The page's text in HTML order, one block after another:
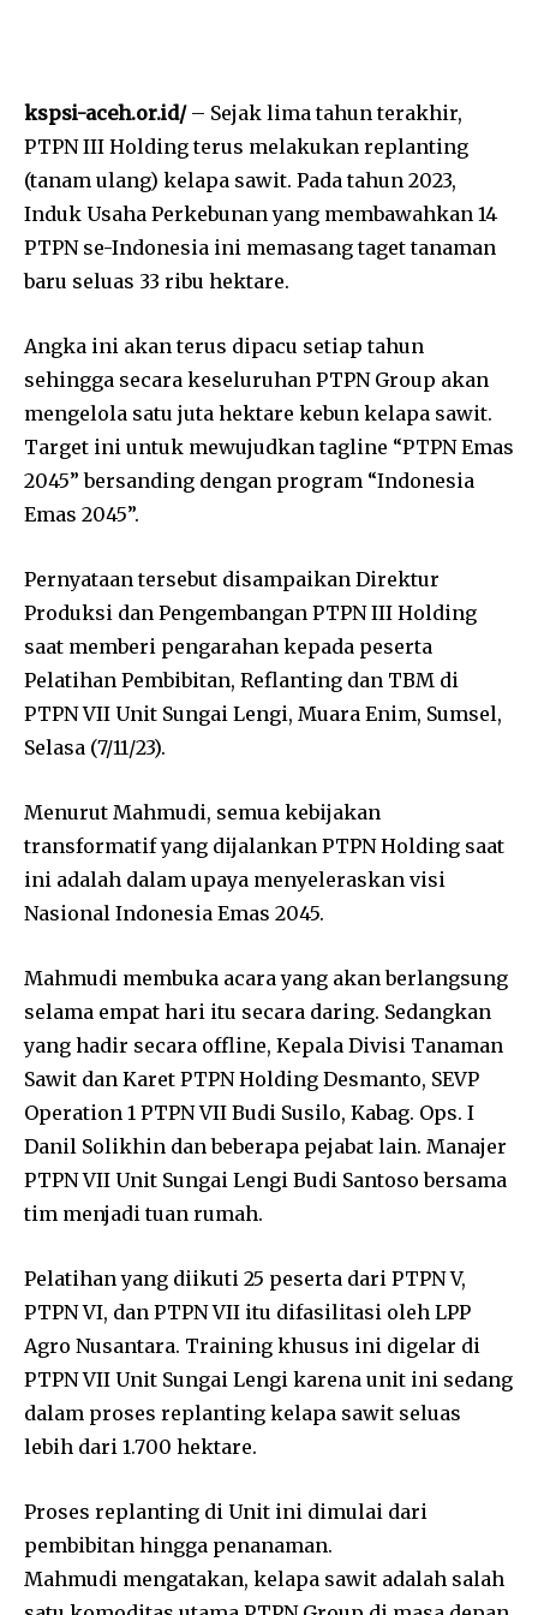
kspsi-aceh.or.id/– Sejak lima tahun terakhir,
PTPN III Holding terus melakukan replanting
(tanam ulang) kelapa sawit. Pada tahun 2023,
Induk Usaha Perkebunan yang membawahkan 14
PTPN se-Indonesia ini memasang taget tanaman
baru seluas 33 ribu hektare.
Angka ini akan terus dipacu setiap tahun
sehingga secara keseluruhan PTPN Group akan
mengelola satu juta hektare kebun kelapa sawit.
Target ini untuk mewujudkan tagline “PTPN Emas
2045” bersanding dengan program “Indonesia
Emas 2045”.
Pernyataan tersebut disampaikan Direktur
Produksi dan Pengembangan PTPN III Holding
saat memberi pengarahan kepada peserta
Pelatihan Pembibitan, Reflanting dan TBM di
PTPN VII Unit Sungai Lengi, Muara Enim, Sumsel,
Selasa (7/11/23).
Menurut Mahmudi, semua kebijakan
transformatif yang dijalankan PTPN Holding saat
ini adalah dalam upaya menyeleraskan visi
Nasional Indonesia Emas 2045.
Mahmudi membuka acara yang akan berlangsung
selama empat hari itu secara daring. Sedangkan
yang hadir secara offline, Kepala Divisi Tanaman
Sawit dan Karet PTPN Holding Desmanto, SEVP
Operation 1 PTPN VII Budi Susilo, Kabag. Ops. I
Danil Solikhin dan beberapa pejabat lain. Manajer
PTPN VII Unit Sungai Lengi Budi Santoso bersama
tim menjadi tuan rumah.
Pelatihan yang diikuti 25 peserta dari PTPN V,
PTPN VI, dan PTPN VII itu difasilitasi oleh LPP
Agro Nusantara. Training khusus ini digelar di
PTPN VII Unit Sungai Lengi karena unit ini sedang
dalam proses replanting kelapa sawit seluas
lebih dari 1.700 hektare.
Proses replanting di Unit ini dimulai dari
pembibitan hingga penanaman.
Mahmudi mengatakan, kelapa sawit adalah salah